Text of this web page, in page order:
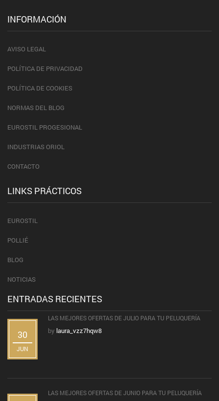
INFORMACIÓN
AVISO LEGAL
POLÍTICA DE PRIVACIDAD
POLÍTICA DE COOKIES
NORMAS DEL BLOG
EUROSTIL PROGESIONAL
INDUSTRIAS ORIOL
CONTACTO
LINKS PRÁCTICOS
EUROSTIL
POLLIÉ
BLOG
NOTICIAS
ENTRADAS RECIENTES
30
JUN
LAS MEJORES OFERTAS DE JULIO PARA TU PELUQUERÍA
by laura_vzz7hqw8
LAS MEJORES OFERTAS DE JUNIO PARA TU PELUQUERÍA